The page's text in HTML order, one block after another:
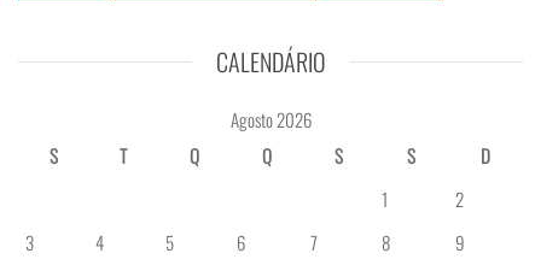
CALENDÁRIO
Agosto 2026
S
T Q Q S S
D
1
2
3
4 5 6 7 8
9